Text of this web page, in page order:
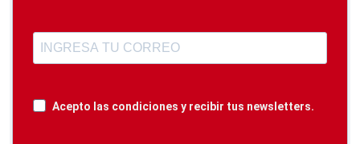
Acepto las condiciones y recibir tus newsletters.